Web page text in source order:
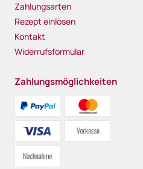
Zahlungsarten
Rezept einlösen
Kontakt
Widerrufsformular
Zahlungsmöglichkeiten